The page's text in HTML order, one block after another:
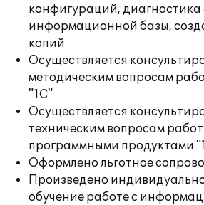
конфигураций, диагностика
информационной базы,
копий
Осуществляется
методическим вопросам
"1С"
Осуществляется
техническим вопросам
программными продуктами
Оформлено льготное
Произведено
обучение работе с